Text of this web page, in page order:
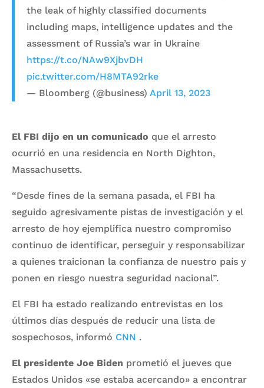
the leak of highly classified documents
including maps, intelligence updates and the
assessment of Russia’s war in Ukraine
https://t.co/NAw9XjbvDH
pic.twitter.com/H8MTA92rke
— Bloomberg (@business) April 13, 2023
El FBI dijo en un comunicado que el arresto
ocurrió en una residencia en North Dighton,
Massachusetts.
“Desde fines de la semana pasada, el FBI ha
seguido agresivamente pistas de investigación y el
arresto de hoy ejemplifica nuestro compromiso
continuo de identificar, perseguir y responsabilizar
a quienes traicionan la confianza de nuestro país y
ponen en riesgo nuestra seguridad nacional”.
El FBI ha estado realizando entrevistas en los
últimos días después de reducir una lista de
sospechosos, informó CNN .
El presidente Joe Biden prometió el jueves que
Estados Unidos «se estaba acercando» a encontrar